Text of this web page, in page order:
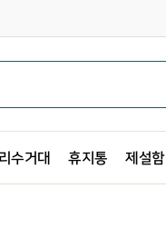
수거대 휴지통 제설함